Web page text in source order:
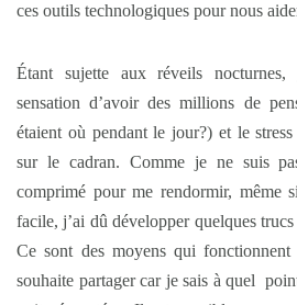
ces outils technologiques pour nous
Étant sujette aux réveils
sensation d’avoir des millions de
étaient où pendant le jour?) et le
sur le cadran. Comme je ne suis
comprimé pour me rendormir, même
facile, j’ai dû développer quelques
Ce sont des moyens qui
souhaite partager car je sais à quel